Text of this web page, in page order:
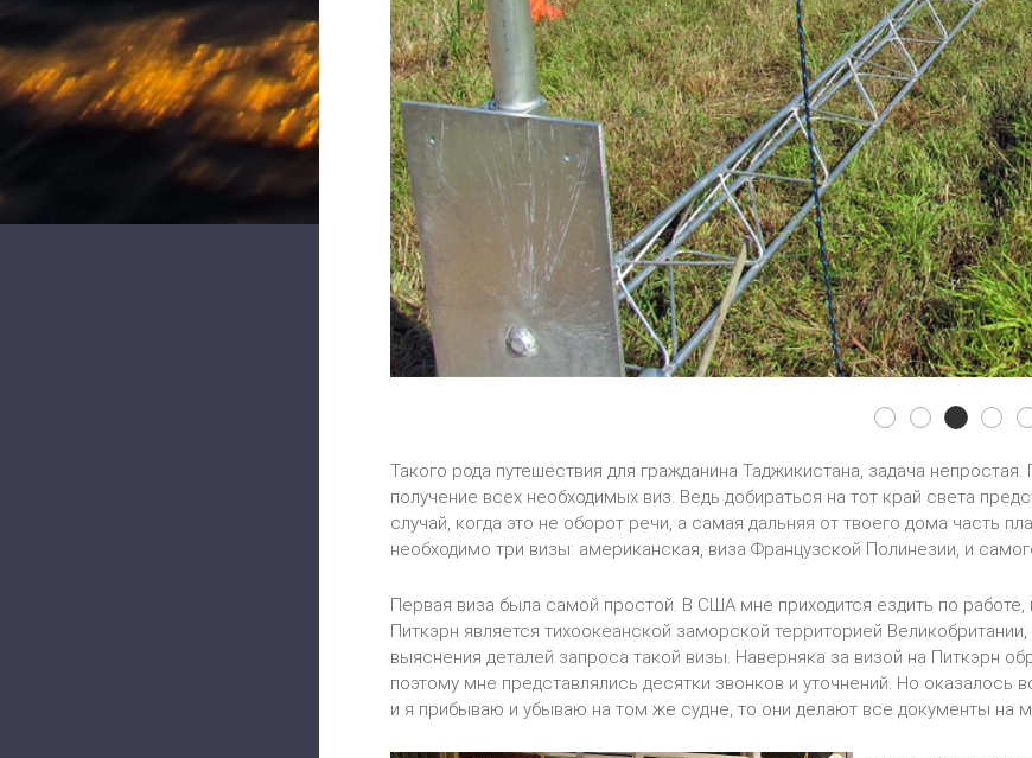
3y0z013y0z023y0z03
Такого рода путешествия для гражданина Таджикистана, задача
получение всех необходимых виз. Ведь добираться на тот край света
случай, когда это не оборот речи, а самая дальняя от твоего дома часть
необходимо три визы: американская, виза Французской Полинезии, и
Первая виза была самой простой. В США мне приходится ездить по
Питкэрн является тихоокеанской заморской территорией
выяснения деталей запроса такой визы. Наверняка за визой на Питкэрн
поэтому мне представлялись десятки звонков и уточнений. Но оказалось
и я прибываю и убываю на том же судне, то они делают все документы на